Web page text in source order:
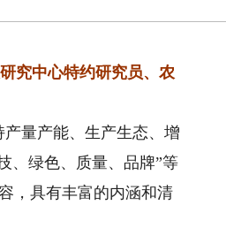
究中心特约研究员、农
量产能、生产生态、增
、绿色、质量、品牌”等
，具有丰富的内涵和清